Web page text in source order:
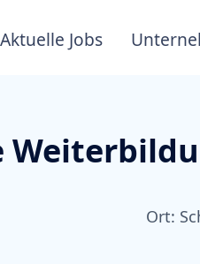
Aktuelle Jobs
Ort: